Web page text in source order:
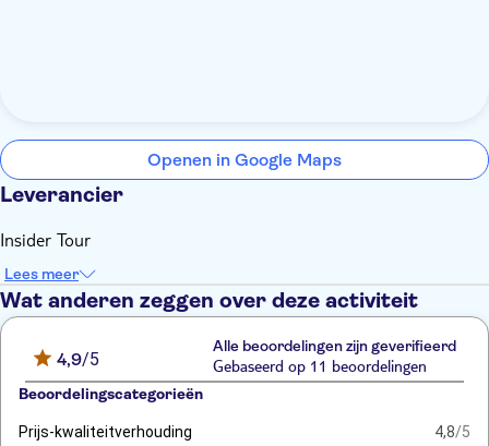
Openen in Google Maps
Leverancier
Insider Tour
Lees meer
Wat anderen zeggen over deze activiteit
4,9/5
Alle beoordelingen zijn geverifieerd
Gebaseerd op 11 beoordelingen
Beoordelingscategorieën
Prijs-kwaliteitverhouding 4,8/5